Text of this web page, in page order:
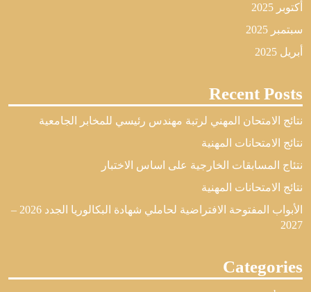
أكتوبر 2025
سبتمبر 2025
أبريل 2025
Recent Posts
نتائج الامتحان المهني لرتبة مهندس رئيسي للمخابر الجامعية
نتائج الامتحانات المهنية
نتئاج المسابقات الخارجية على اساس الاختبار
نتائج الامتحانات المهنية
الأبواب المفتوحة الافتراضية لحاملي شهادة البكالوريا الجدد 2026 –
2027
Categories